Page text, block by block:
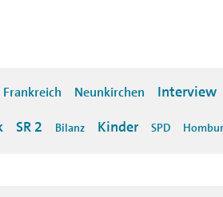
Frankreich Neunkirchen Interview
SR 2 Bilanz Kinder SPD